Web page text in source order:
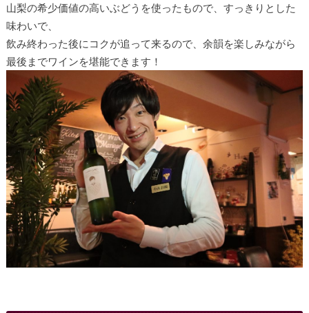
山梨の希少価値の高いぶどうを使ったもので、すっきりとした
味わいで、
飲み終わった後にコクが追って来るので、余韻を楽しみながら
最後までワインを堪能できます！